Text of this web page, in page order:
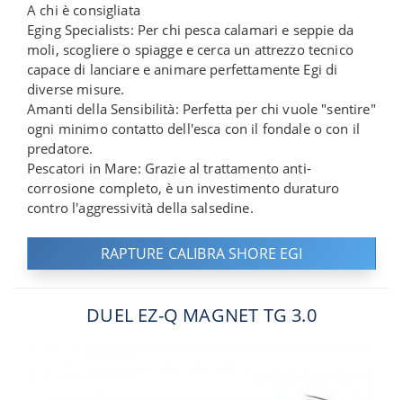
A chi è consigliata
Eging Specialists: Per chi pesca calamari e seppie da
moli, scogliere o spiagge e cerca un attrezzo tecnico
capace di lanciare e animare perfettamente Egi di
diverse misure.
Amanti della Sensibilità: Perfetta per chi vuole "sentire"
ogni minimo contatto dell'esca con il fondale o con il
predatore.
Pescatori in Mare: Grazie al trattamento anti-
corrosione completo, è un investimento duraturo
contro l'aggressività della salsedine.
RAPTURE CALIBRA SHORE EGI
DUEL EZ-Q MAGNET TG 3.0